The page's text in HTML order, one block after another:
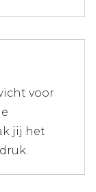
voor
jij het